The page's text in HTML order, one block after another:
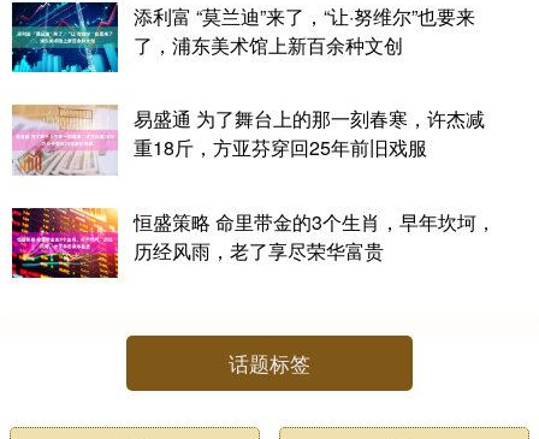
添利富 “莫兰迪”来了，“让·努维尔”也要来
了，浦东美术馆上新百余种文创
易盛通 为了舞台上的那一刻春寒，许杰减
重18斤，方亚芬穿回25年前旧戏服
恒盛策略 命里带金的3个生肖，早年坎坷，
历经风雨，老了享尽荣华富贵
话题标签